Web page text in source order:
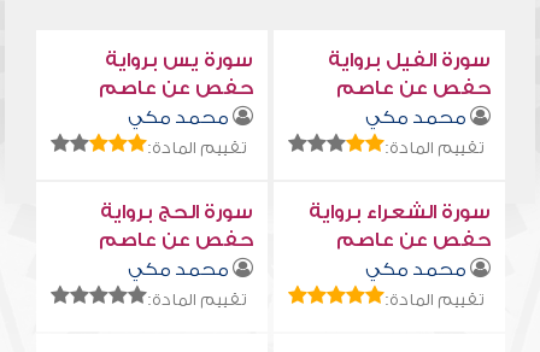
سورة الفيل برواية
حفص عن عاصم
محمد مكي
تقييم المادة:
سورة يس برواية
حفص عن عاصم
محمد مكي
تقييم المادة:
سورة الشعراء برواية
حفص عن عاصم
محمد مكي
تقييم المادة:
سورة الحج برواية
حفص عن عاصم
محمد مكي
تقييم المادة: